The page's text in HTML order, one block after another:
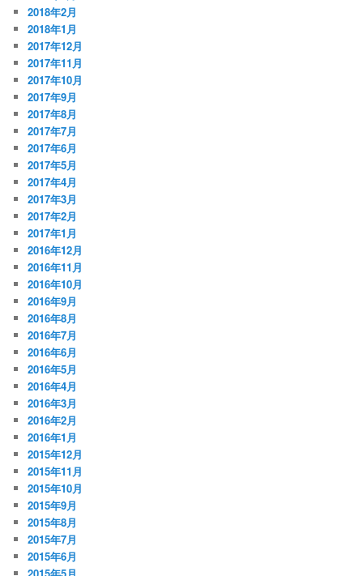
2018年2月
2018年1月
2017年12月
2017年11月
2017年10月
2017年9月
2017年8月
2017年7月
2017年6月
2017年5月
2017年4月
2017年3月
2017年2月
2017年1月
2016年12月
2016年11月
2016年10月
2016年9月
2016年8月
2016年7月
2016年6月
2016年5月
2016年4月
2016年3月
2016年2月
2016年1月
2015年12月
2015年11月
2015年10月
2015年9月
2015年8月
2015年7月
2015年6月